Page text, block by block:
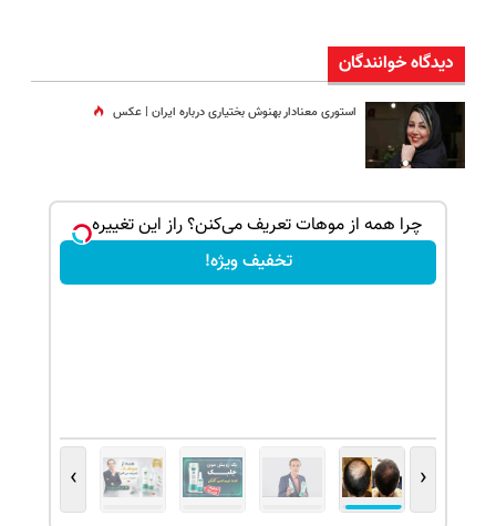
دیدگاه خوانندگان
استوری معنادار بهنوش بختیاری درباره ایران | عکس
چرا همه از موهات تعریف می‌کنن؟ راز این تغییره...
تخفیف ویژه!
‹
›